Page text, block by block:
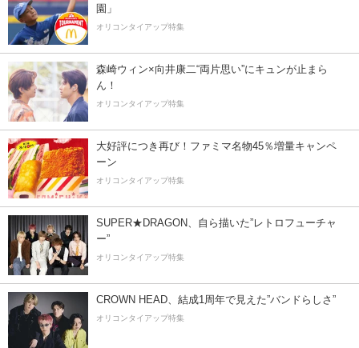
園」
オリコンタイアップ特集
森崎ウィン×向井康二“両片思い”にキュンが止まら
ん！
オリコンタイアップ特集
大好評につき再び！ファミマ名物45％増量キャンペ
ーン
オリコンタイアップ特集
SUPER★DRAGON、自ら描いた”レトロフューチャ
ー”
オリコンタイアップ特集
CROWN HEAD、結成1周年で見えた”バンドらしさ”
オリコンタイアップ特集